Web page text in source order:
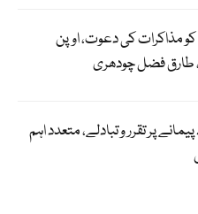
مذاکرات کی دعوت، اوپن
طارق فضل چودھری
پر تقرر و تبادلے، متعدد اہم